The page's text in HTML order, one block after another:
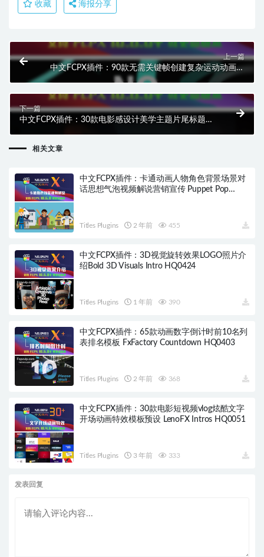
收藏 海报分享
上一篇
中文FCPX插件：90款无需关键帧创建复杂运动动画预
设效果 FxFactory Motion Pop HQ0355
下一篇
中文FCPX插件：30款电影感设计美学主题片尾标题
相关文章
中文FCPX插件：卡通动画人物角色背景场景对
话思想气泡视频解说营销宣传 Puppet Pop
Titles Plugins 2 年前 455
中文FCPX插件：3D视觉旋转效果LOGO照片介
绍Bold 3D Visuals Intro HQ0424
Titles Plugins 1 年前 390
中文FCPX插件：65款动画数字倒计时前10名列
表排名模板 FxFactory Countdown HQ0403
Titles Plugins 2 年前 368
中文FCPX插件：30款电影短视频vlog炫酷文字
开场动画特效模板预设 LenoFX Intros HQ0051
Titles Plugins 3 年前 333
发表回复